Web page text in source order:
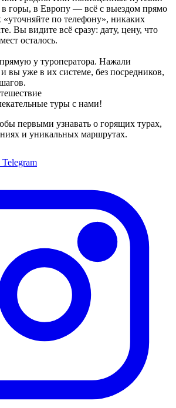
в горы, в Европу — всё с выездом прямо
по телефону», никаких
Вы видите всё сразу: дату, цену, что
осталось.
у туроператора. Нажали
вы уже в их системе, без посредников,
туры с нами!
первыми узнавать о горящих турах,
и уникальных маршрутах.